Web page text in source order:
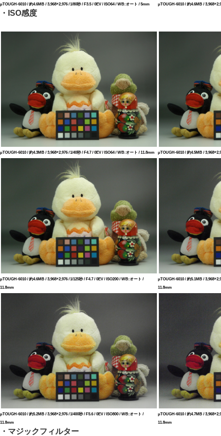
μTOUGH-6010 / 約4.6MB / 3,968×2,976 / 1/80秒 / F3.5 / 0EV / ISO64 / WB:オート / 5mm μTOUGH-6010 / 約4.6MB /
・ISO感度
μTOUGH-6010 / 約4.3MB / 3,968×2,976 / 1/40秒 / F4.7 / 0EV / ISO64 / WB:オート / 11.8mm μTOUGH-6010 / 約4.5MB /
μTOUGH-6010 / 約4.6MB / 3,968×2,976 / 1/125秒 / F4.7 / 0EV / ISO200 / WB:オート /
11.8mm
μTOUGH-6010 / 約5.1MB /
11.8mm
μTOUGH-6010 / 約5.2MB / 3,968×2,976 / 1/400秒 / F5.6 / 0EV / ISO800 / WB:オート /
11.8mm
μTOUGH-6010 / 約4.7MB /
11.8mm
・マジックフィルター